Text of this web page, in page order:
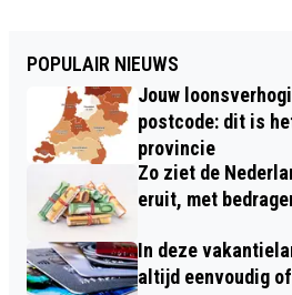
POPULAIR NIEUWS
Jouw
postcode: dit is
provincie
Zo ziet de
eruit, met
In deze
altijd eenvoudig